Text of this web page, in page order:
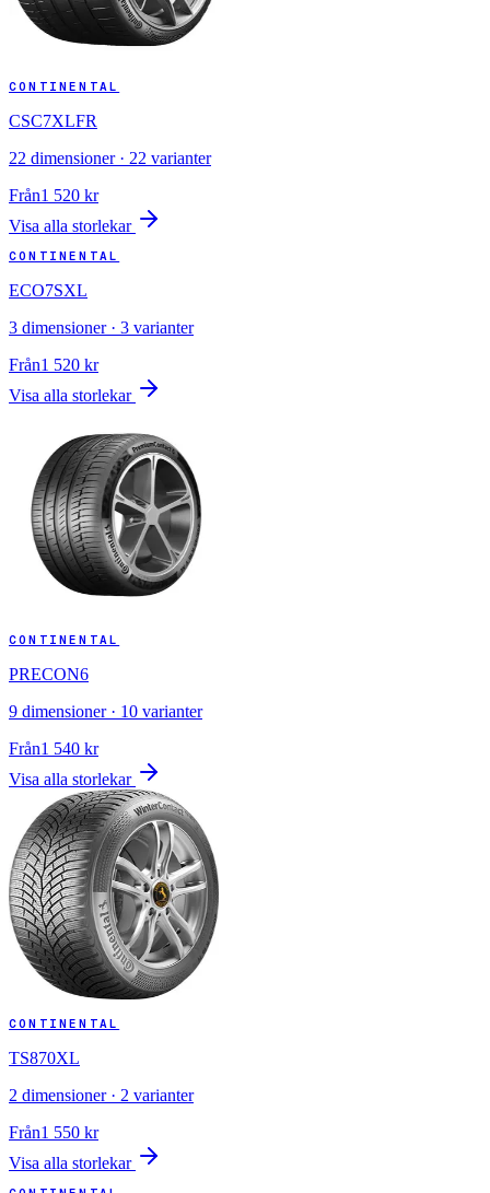
CONTINENTAL
CSC7XLFR
22 dimensioner · 22 varianter
Från1 520 kr
Visa alla storlekar
CONTINENTAL
ECO7SXL
3 dimensioner · 3 varianter
Från1 520 kr
Visa alla storlekar
CONTINENTAL
PRECON6
9 dimensioner · 10 varianter
Från1 540 kr
Visa alla storlekar
CONTINENTAL
TS870XL
2 dimensioner · 2 varianter
Från1 550 kr
Visa alla storlekar